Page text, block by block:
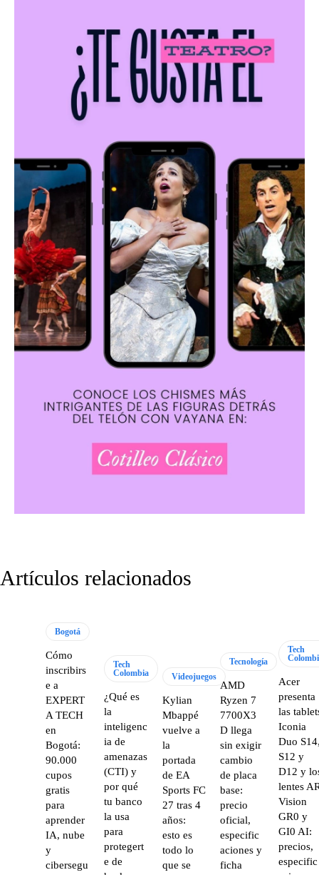
Artículos relacionados
Bogotá
Cómo
inscribirs
e a
EXPERT
A TECH
en
Bogotá:
90.000
cupos
gratis
para
aprender
IA, nube
y
cibersegu
Tech
Colombia
¿Qué es
la
inteligenc
ia de
amenazas
(CTI) y
por qué
tu banco
la usa
para
protegert
e de
Videojuegos
Kylian
Mbappé
vuelve a
la
portada
de EA
Sports FC
27 tras 4
años:
esto es
todo lo
que se
Tecnología
AMD
Ryzen 7
7700X3
D llega
sin exigir
cambio
de placa
base:
precio
oficial,
especific
aciones y
ficha
Tech
Acer
presenta
las
Iconia
Duo
S12 y
D12 y
lentes
Vision
GR0 y
GI0 AI:
precios,
especific